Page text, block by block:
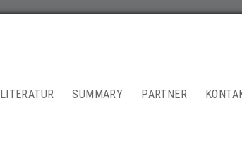
LITERATUR SUMMARY PARTNER